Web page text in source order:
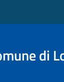
di